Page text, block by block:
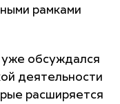
рамками
уже обсуждался
деятельности
расширяется